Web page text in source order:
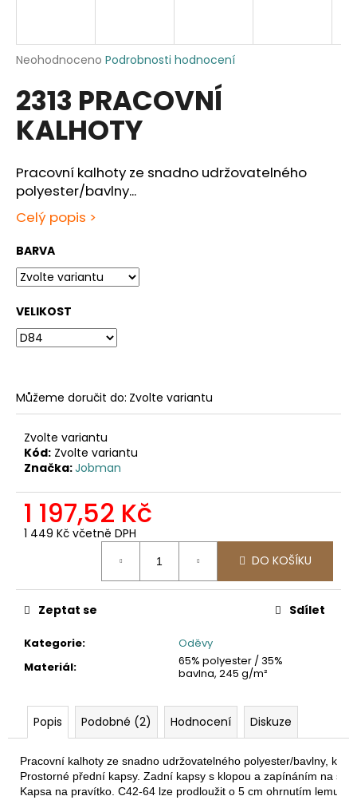
Průměrné
produktu
je
0,0
hvězdiček.
Neohodnoceno Podrobnosti hodnocení
2313 PRACOVNÍ
KALHOTY
Pracovní kalhoty ze snadno udržovatelného
polyester/bavlny...
Celý popis >
BARVA
VELIKOST
Můžeme doručit do: Zvolte variantu
Zvolte variantu
Kód: Zvolte variantu
Značka:Jobman
1 197,52 Kč
1 449 Kč včetně DPH
DO KOŠÍKU
Kategorie:
Oděvy
Materiál:
65% polyester / 35%
bavlna, 245 g/m²
Zeptat se Sdílet
Popis Podobné (2) Hodnocení Diskuze
Pracovní kalhoty ze snadno udržovatelného polyester/bavlny,
Prostorné přední kapsy. Zadní kapsy s klopou a zapínáním na
Kapsa na pravítko. C42-64 lze prodloužit o 5 cm ohrnutím lemu
j
í
?
D
o
p
o
r
u
j
e
m
e
2423
PRACOVNÍ
SOFTSHELLOVÁ
BUNDA,